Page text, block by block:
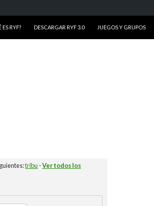
ES RYF? DESCARGAR RYF 3.0 JUEGOS Y GRUPOS
tribu -Ver todos los